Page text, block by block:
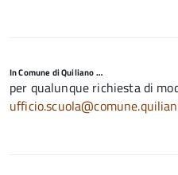
In Comune di Quiliano …
per qualunque richiesta di